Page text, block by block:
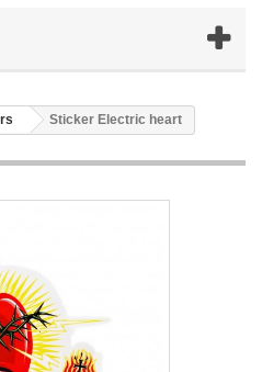
Sticker Electric heart